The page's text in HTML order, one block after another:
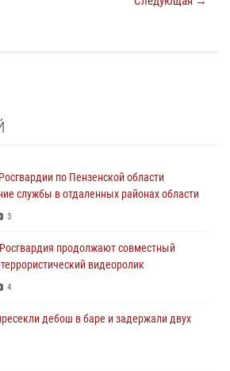
по Пензенской области
службы в отдаленных районах области
3
продолжают совместный
видеоролик
4
дебош в баре и задержали двух